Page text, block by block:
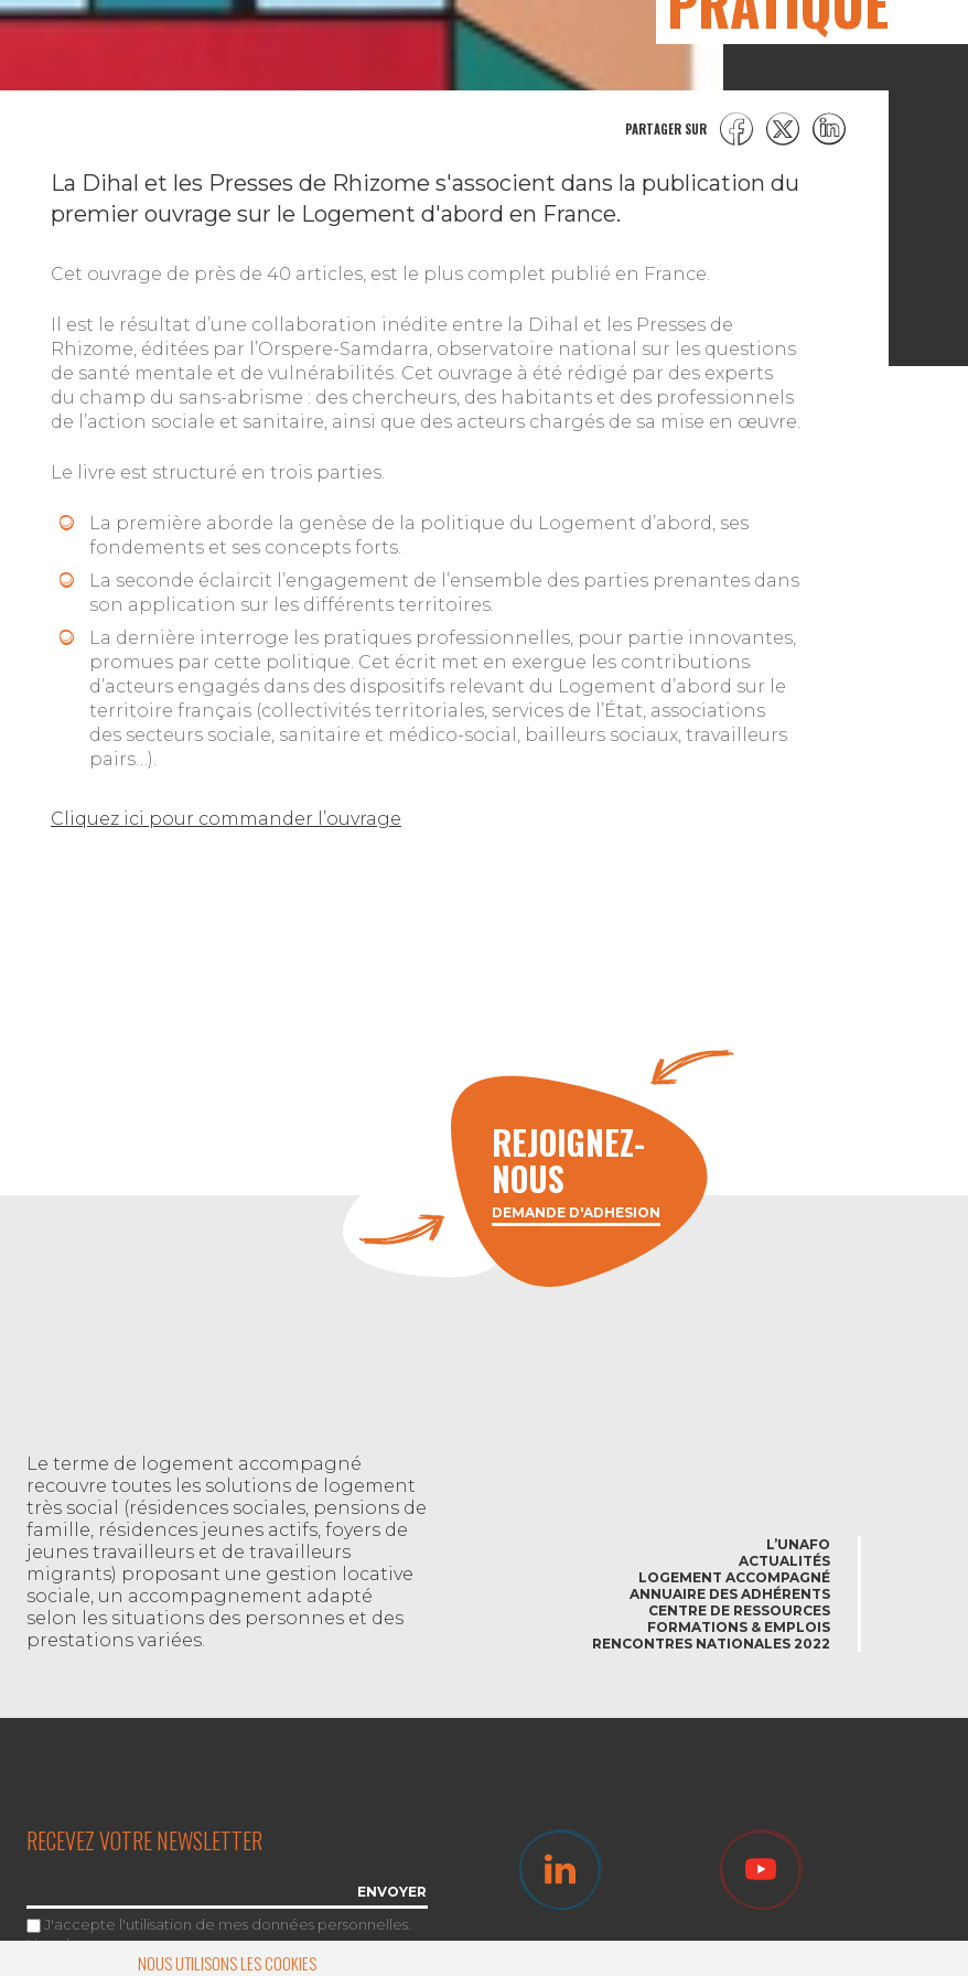
PARTAGER SUR
La Dihal et les Presses de Rhizome s'associent dans la publication du
premier ouvrage sur le Logement d'abord en France.
Cet ouvrage de près de 40 articles, est le plus complet publié en France.
Il est le résultat d’une collaboration inédite entre la Dihal et les Presses de
Rhizome, éditées par l’Orspere-Samdarra, observatoire national sur les questions
de santé mentale et de vulnérabilités. Cet ouvrage à été rédigé par des experts
du champ du sans-abrisme : des chercheurs, des habitants et des professionnels
de l’action sociale et sanitaire, ainsi que des acteurs chargés de sa mise en œuvre.
Le livre est structuré en trois parties.
La première aborde la genèse de la politique du Logement d’abord, ses
fondements et ses concepts forts.
La seconde éclaircit l’engagement de l’ensemble des parties prenantes dans
son application sur les différents territoires.
La dernière interroge les pratiques professionnelles, pour partie innovantes,
promues par cette politique. Cet écrit met en exergue les contributions
d’acteurs engagés dans des dispositifs relevant du Logement d’abord sur le
territoire français (collectivités territoriales, services de l’État, associations
des secteurs sociale, sanitaire et médico-social, bailleurs sociaux, travailleurs
pairs…).
Cliquez ici pour commander l’ouvrage
REJOIGNEZ-
NOUS
DEMANDE D'ADHÉSION
Le terme de logement accompagné
recouvre toutes les solutions de logement
très social (résidences sociales, pensions de
famille, résidences jeunes actifs, foyers de
jeunes travailleurs et de travailleurs
migrants) proposant une gestion locative
sociale, un accompagnement adapté
selon les situations des personnes et des
prestations variées.
L’UNAFO
ACTUALITÉS
LOGEMENT ACCOMPAGNÉ
ANNUAIRE DES ADHÉRENTS
CENTRE DE RESSOURCES
FORMATIONS & EMPLOIS
RENCONTRES NATIONALES 2022
RECEVEZ VOTRE NEWSLETTER
J'accepte l'utilisation de mes données personnelles.
Lire plus.
NOUS UTILISONS LES COOKIES